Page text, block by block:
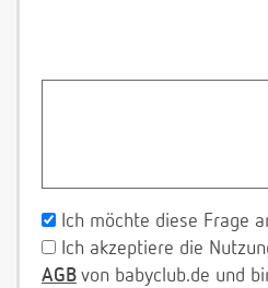
Ich möchte diese Frage
Ich akzeptiere die
AGB von babyclub.de und